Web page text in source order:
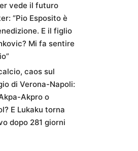
vede il futuro
“Pio Esposito è
E il figlio
Mi fa sentire
caos sul
di Verona-Napoli:
Akpro o
E Lukaku torna
dopo 281 giorni